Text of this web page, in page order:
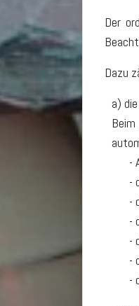
Der
Dazu
a)